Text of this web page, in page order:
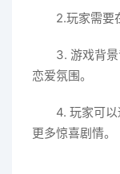
2.玩家需要
3. 游戏背
恋爱氛围。
4. 玩家可
更多惊喜剧情。